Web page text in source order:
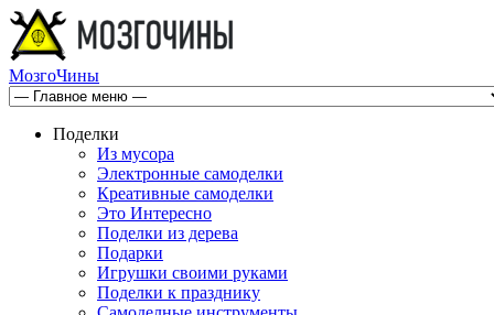
МозгоЧины
Поделки
Из мусора
Электронные самоделки
Креативные самоделки
Это Интересно
Поделки из дерева
Подарки
Игрушки своими руками
Поделки к празднику